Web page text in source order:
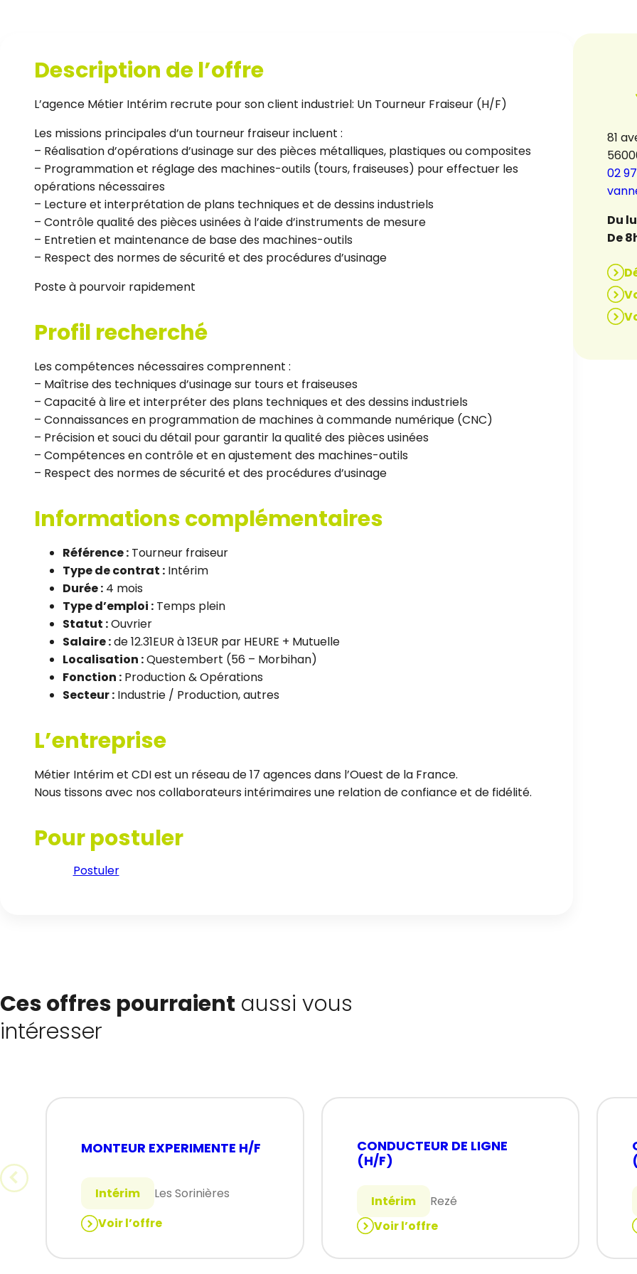
Description de l’offre
L’agence Métier Intérim recrute pour son client industriel: Un Tourneur Fraiseur (H/F)
Les missions principales d’un tourneur fraiseur incluent :
– Réalisation d’opérations d’usinage sur des pièces métalliques, plastiques ou composites
– Programmation et réglage des machines-outils (tours, fraiseuses) pour effectuer les
opérations nécessaires
– Lecture et interprétation de plans techniques et de dessins industriels
– Contrôle qualité des pièces usinées à l’aide d’instruments de mesure
– Entretien et maintenance de base des machines-outils
– Respect des normes de sécurité et des procédures d’usinage
Poste à pourvoir rapidement
Profil recherché
Les compétences nécessaires comprennent :
– Maîtrise des techniques d’usinage sur tours et fraiseuses
– Capacité à lire et interpréter des plans techniques et des dessins industriels
– Connaissances en programmation de machines à commande numérique (CNC)
– Précision et souci du détail pour garantir la qualité des pièces usinées
– Compétences en contrôle et en ajustement des machines-outils
– Respect des normes de sécurité et des procédures d’usinage
Informations complémentaires
Référence : Tourneur fraiseur
Type de contrat : Intérim
Durée : 4 mois
Type d’emploi : Temps plein
Statut :Ouvrier
Salaire :de 12.31EUR à 13EUR par HEURE + Mutuelle
Localisation :Questembert (56 – Morbihan)
Fonction : Production & Opérations
Secteur : Industrie / Production, autres
L’entreprise
Métier Intérim et CDI est un réseau de 17 agences dans l’Ouest de la France.
Nous tissons avec nos collaborateurs intérimaires une relation de confiance et de fidélité.
Pour postuler
Postuler
81
02
Du
De
Ces offres pourraient aussi vous
intéresser
MONTEUR EXPERIMENTE H/F
Intérim
Les Sorinières
Voir l’offre
:
CONDUCTEUR DE LIGNE
(H/F)
Intérim
Rezé
Voir l’offre
:
: